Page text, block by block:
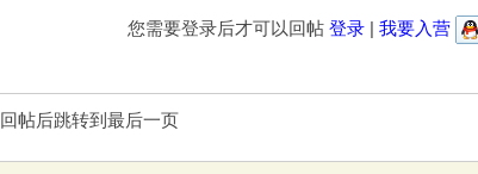
您需要登录后才可以回帖 登录 | 我要入营
回帖后跳转到最后一页